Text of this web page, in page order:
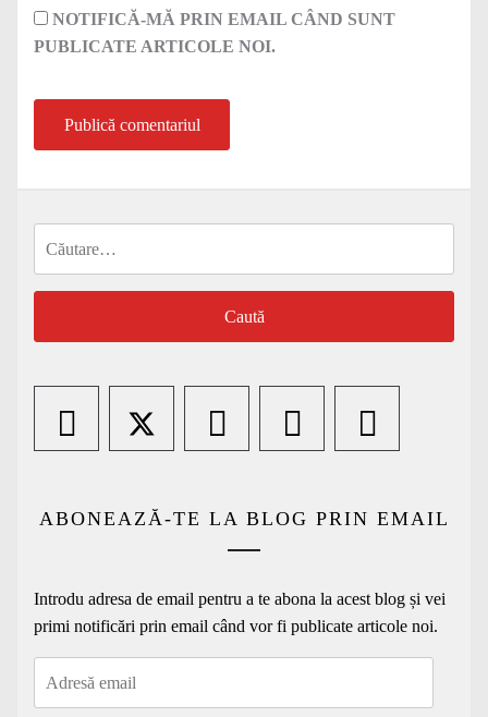
NOTIFICĂ-MĂ PRIN EMAIL CÂND SUNT
PUBLICATE ARTICOLE NOI.
ABONEAZĂ-TE LA BLOG PRIN EMAIL
Introdu adresa de email pentru a te abona la acest blog și vei
primi notificări prin email când vor fi publicate articole noi.